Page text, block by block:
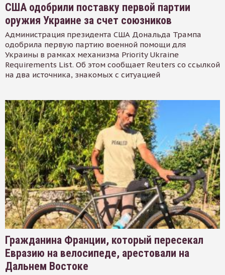
США одобрили поставку первой партии
оружия Украине за счет союзников
Администрация президента США Дональда Трампа
одобрила первую партию военной помощи для
Украины в рамках механизма Priority Ukraine
Requirements List. Об этом сообщает Reuters со ссылкой
на два источника, знакомых с ситуацией
Гражданина Франции, который пересекал
Евразию на велосипеде, арестовали на
Дальнем Востоке